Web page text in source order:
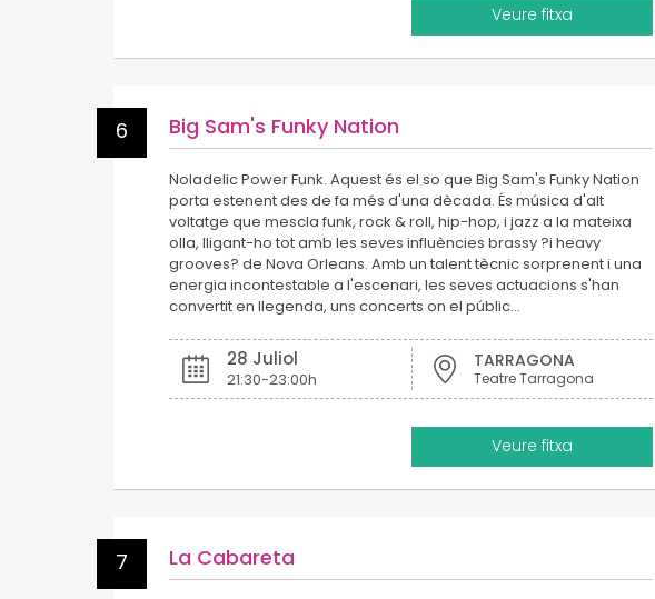
Veure fitxa
6 Big Sam's Funky Nation
Noladelic Power Funk. Aquest és el so que Big Sam's Funky Nation
porta estenent des de fa més d'una dècada. És música d'alt
voltatge que mescla funk, rock & roll, hip-hop, i jazz a la mateixa
olla, lligant-ho tot amb les seves influències brassy ?i heavy
grooves? de Nova Orleans. Amb un talent tècnic sorprenent i una
energia incontestable a l'escenari, les seves actuacions s'han
convertit en llegenda, uns concerts on el públic…
28 Juliol
21:30-23:00h
TARRAGONA
Teatre Tarragona
Veure fitxa
7 La Cabareta